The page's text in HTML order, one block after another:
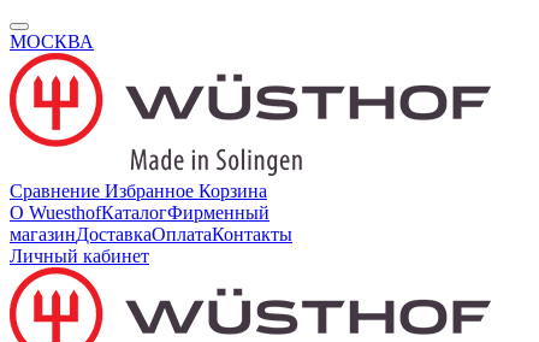
МОСКВА
Сравнение Избранное Корзина
О WuesthofКаталогФирменный
магазинДоставкаОплатаКонтакты
Личный кабинет